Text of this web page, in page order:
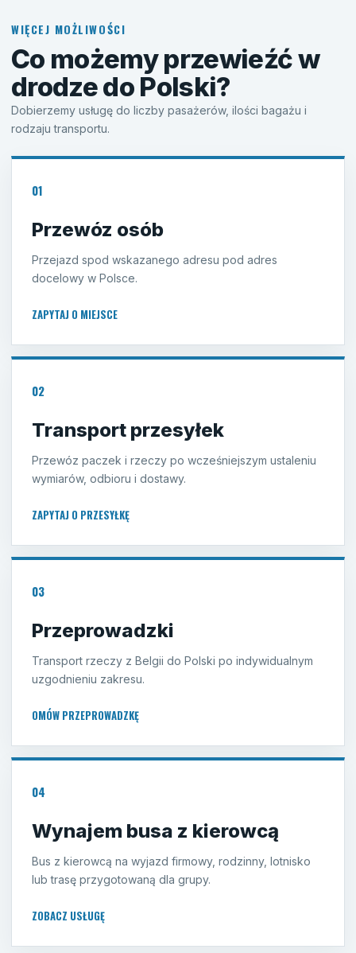
WIĘCEJ MOŻLIWOŚCI
Co możemy przewieźć w
drodze do Polski?
Dobierzemy usługę do liczby pasażerów, ilości bagażu i
rodzaju transportu.
01
Przewóz osób
Przejazd spod wskazanego adresu pod adres
docelowy w Polsce.
ZAPYTAJ O MIEJSCE
02
Transport przesyłek
Przewóz paczek i rzeczy po wcześniejszym ustaleniu
wymiarów, odbioru i dostawy.
ZAPYTAJ O PRZESYŁKĘ
03
Przeprowadzki
Transport rzeczy z Belgii do Polski po indywidualnym
uzgodnieniu zakresu.
OMÓW PRZEPROWADZKĘ
04
Wynajem busa z kierowcą
Bus z kierowcą na wyjazd firmowy, rodzinny, lotnisko
lub trasę przygotowaną dla grupy.
ZOBACZ USŁUGĘ